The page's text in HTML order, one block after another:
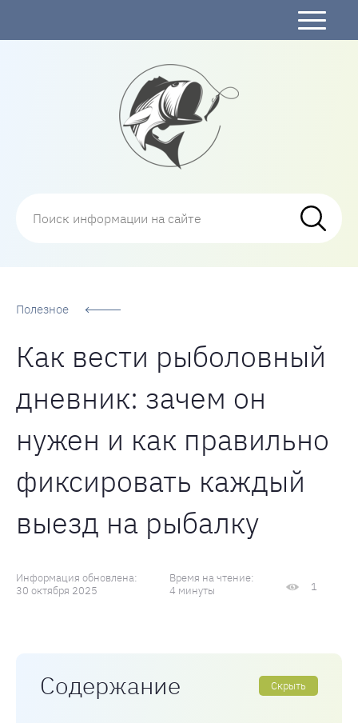
Полезное
Как вести рыболовный
дневник: зачем он
нужен и как правильно
фиксировать каждый
выезд на рыбалку
Информация обновлена:
30 октября 2025
Время на чтение:
4 минуты
1
Содержание Скрыть